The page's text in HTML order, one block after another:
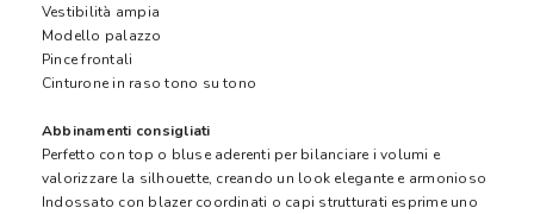
Vestibilità ampia
Modello palazzo
Pince frontali
Cinturone in raso tono su tono
Abbinamenti consigliati
Perfetto con top o bluse aderenti per bilanciare i volumi e
valorizzare la silhouette, creando un look elegante e armonioso
Indossato con blazer coordinati o capi strutturati esprime uno